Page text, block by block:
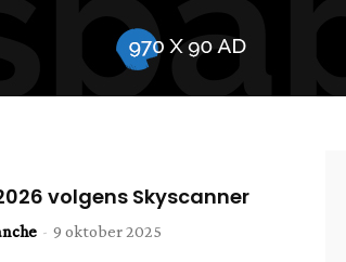
volgens Skyscanner
- 9 oktober 2025